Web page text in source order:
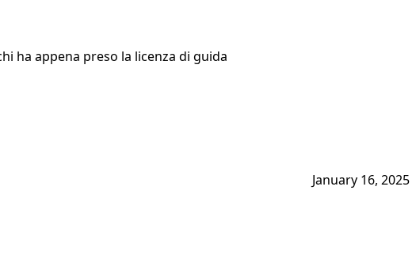
ha appena preso la licenza di guida
January 16, 2025